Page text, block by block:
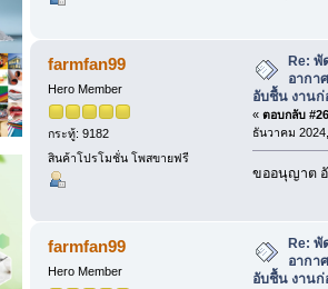
farmfan99
Hero Member
กระทู้: 9182
สินค้าโปรโมชั่น โพสขายฟรี
Re:
อากา
อับชื้น งานก่
« ตอบกลับ
ธันวาคม
ขออนุญาต
farmfan99
Hero Member
Re:
อากา
อับชื้น งานก่